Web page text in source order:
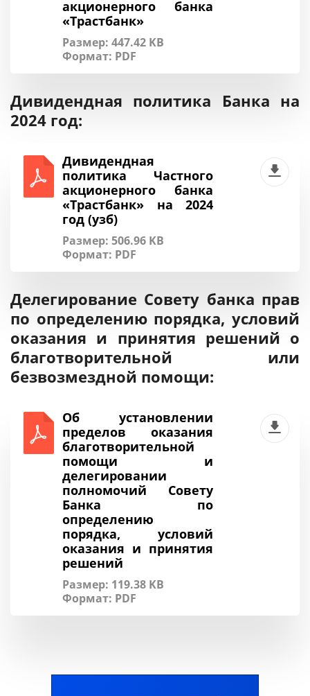
акционерного банка
«Трастбанк»
Размер: 447.42 KB
Формат: PDF
Дивидендная политика Банка на
2024 год:
Дивидендная
политика Частного
акционерного банка
«Трастбанк» на 2024
год (узб)
Размер: 506.96 KB
Формат: PDF
Делегирование Совету банка прав
по определению порядка, условий
оказания и принятия решений о
благотворительной или
безвозмездной помощи:
Об установлении
пределов оказания
благотворительной
помощи и
делегировании
полномочий Совету
Банка по
определению
порядка, условий
оказания и принятия
решений
Размер: 119.38 KB
Формат: PDF